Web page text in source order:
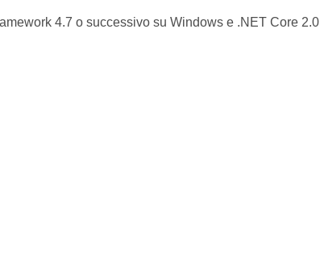
4.7 o successivo su Windows e .NET Core